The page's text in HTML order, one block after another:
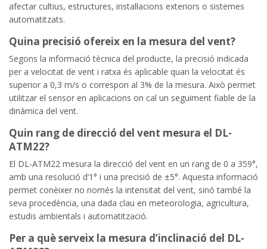
afectar cultius, estructures, instal·lacions exteriors o sistemes
automatitzats.
Quina precisió ofereix en la mesura del vent?
Segons la informació tècnica del producte, la precisió indicada
per a velocitat de vent i ratxa és aplicable quan la velocitat és
superior a 0,3 m/s o correspon al 3% de la mesura. Això permet
utilitzar el sensor en aplicacions on cal un seguiment fiable de la
dinàmica del vent.
Quin rang de direcció del vent mesura el DL-
ATM22?
El DL-ATM22 mesura la direcció del vent en un rang de 0 a 359°,
amb una resolució d’1° i una precisió de ±5°. Aquesta informació
permet conèixer no només la intensitat del vent, sinó també la
seva procedència, una dada clau en meteorologia, agricultura,
estudis ambientals i automatització.
Per a què serveix la mesura d’inclinació del DL-